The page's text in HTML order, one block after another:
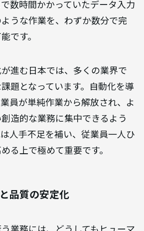
数時間かかっていたデータ入力
うな作業を、わずか数分で完
です。
進む日本では、多くの業界で
題となっています。自動化を導
員が単純作業から解放され、よ
造的な業務に集中できるよう
人手不足を補い、従業員一人ひ
る上で極めて重要です。
品質の安定化
業務には、どうしてもヒューマ